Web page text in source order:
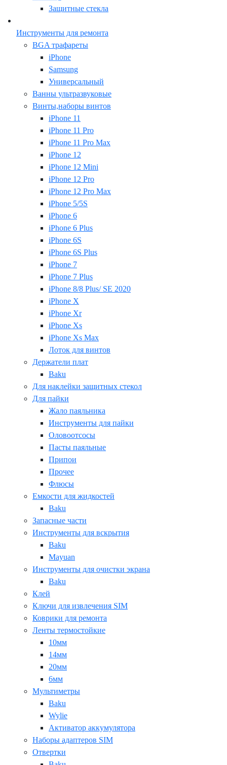
Защитные стекла
Инструменты для ремонта
BGA трафареты
iPhone
Samsung
Универсальный
Ванны ультразвуковые
Винты,наборы винтов
iPhone 11
iPhone 11 Pro
iPhone 11 Pro Max
iPhone 12
iPhone 12 Mini
iPhone 12 Pro
iPhone 12 Pro Max
iPhone 5/5S
iPhone 6
iPhone 6 Plus
iPhone 6S
iPhone 6S Plus
iPhone 7
iPhone 7 Plus
iPhone 8/8 Plus/ SE 2020
iPhone X
iPhone Xr
iPhone Xs
iPhone Xs Max
Лоток для винтов
Держатели плат
Baku
Для наклейки защитных стекол
Для пайки
Жало паяльника
Инструменты для пайки
Оловоотсосы
Пасты паяльные
Припои
Прочее
Флюсы
Емкости для жидкостей
Baku
Запасные части
Инструменты для вскрытия
Baku
Mayuan
Инструменты для очистки экрана
Baku
Клей
Ключи для извлечения SIM
Коврики для ремонта
Ленты термостойкие
10мм
14мм
20мм
6мм
Мультиметры
Baku
Wylie
Активатор аккумулятора
Наборы адаптеров SIM
Отвертки